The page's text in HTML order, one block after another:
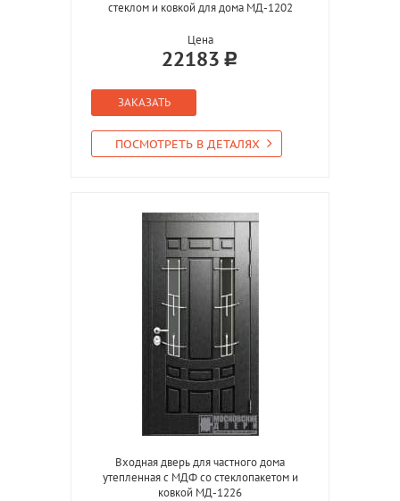
стеклом и ковкой для дома МД-1202
Цена
22183
ЗАКАЗАТЬ
ПОСМОТРЕТЬ В ДЕТАЛЯХ
Входная дверь для частного дома
утепленная с МДФ со стеклопакетом и
ковкой МД-1226